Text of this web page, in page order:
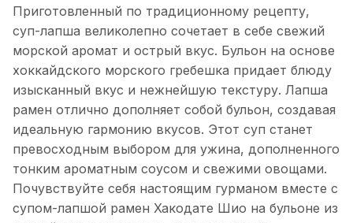
Приготовленный по традиционному рецепту,
суп-лапша великолепно сочетает в себе свежий
морской аромат и острый вкус. Бульон на основе
хоккайдского морского гребешка придает блюду
изысканный вкус и нежнейшую текстуру. Лапша
рамен отлично дополняет собой бульон, создавая
идеальную гармонию вкусов. Этот суп станет
превосходным выбором для ужина, дополненного
тонким ароматным соусом и свежими овощами.
Почувствуйте себя настоящим гурманом вместе с
супом-лапшой рамен Хакодате Шио на бульоне из